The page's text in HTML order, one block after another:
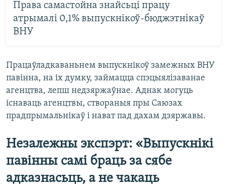
Права самастойна знайсьці працу
атрымалі 0,1% выпускнікоў-бюджэтнікаў
ВНУ
Працаўладкаваньнем выпускнікоў замежных ВНУ
павінна, на іх думку, займацца спэцыялізаванае
агенцтва, лепш недзяржаўнае. Аднак могуць
існаваць агенцтвы, створаныя пры Саюзах
прадпрымальнікаў і нават пад дахам дзяржавы.
Незалежны экспэрт: «Выпускнікі
павінны самі браць за сябе
адказнасьць, а не чакаць